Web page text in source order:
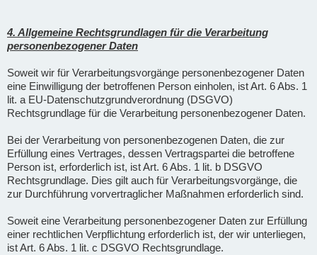
4. Allgemeine Rechtsgrundlagen für die Verarbeitung
personenbezogener Daten
Soweit wir für Verarbeitungsvorgänge personenbezogener Daten
eine Einwilligung der betroffenen Person einholen, ist Art. 6 Abs. 1
lit. a EU-Datenschutzgrundverordnung (DSGVO)
Rechtsgrundlage für die Verarbeitung personenbezogener Daten.
Bei der Verarbeitung von personenbezogenen Daten, die zur
Erfüllung eines Vertrages, dessen Vertragspartei die betroffene
Person ist, erforderlich ist, ist Art. 6 Abs. 1 lit. b DSGVO
Rechtsgrundlage. Dies gilt auch für Verarbeitungsvorgänge, die
zur Durchführung vorvertraglicher Maßnahmen erforderlich sind.
Soweit eine Verarbeitung personenbezogener Daten zur Erfüllung
einer rechtlichen Verpflichtung erforderlich ist, der wir unterliegen,
ist Art. 6 Abs. 1 lit. c DSGVO Rechtsgrundlage.